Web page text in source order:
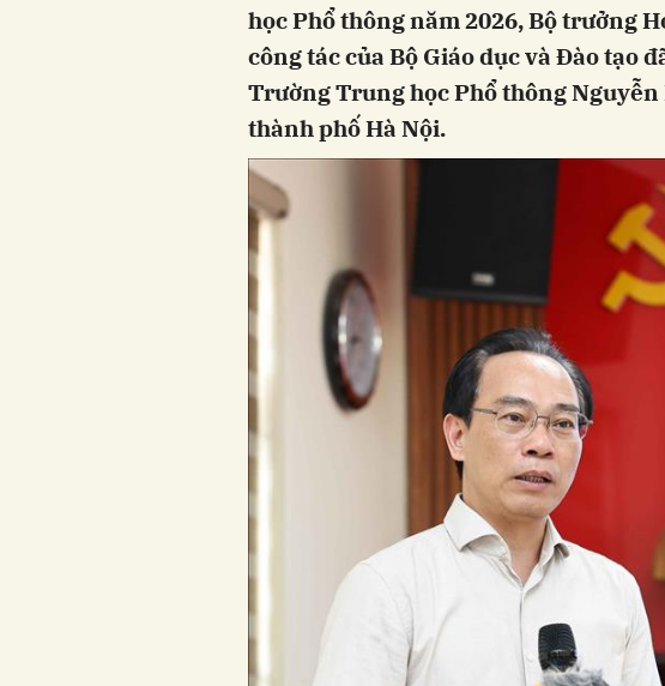
học Phổ thông năm 2026, Bộ trưởng
công tác của Bộ Giáo dục và Đào tạo
Trường Trung học Phổ thông Nguyễn
thành phố Hà Nội.